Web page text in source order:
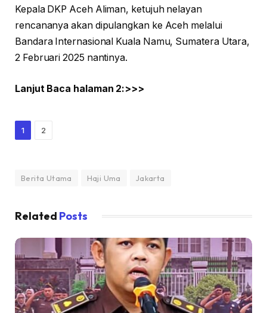
Kepala DKP Aceh Aliman, ketujuh nelayan
rencananya akan dipulangkan ke Aceh melalui
Bandara Internasional Kuala Namu, Sumatera Utara,
2 Februari 2025 nantinya.
Lanjut Baca halaman 2:>>>
1 2
Berita Utama Haji Uma Jakarta
Related Posts